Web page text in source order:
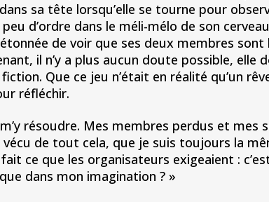
sa tête lorsqu’elle se tourne pour
d’ordre dans le méli-mélo de son
de voir que ses deux membres
il n’y a plus aucun doute possible,
Que ce jeu n’était en réalité qu’un
réfléchir.
résoudre. Mes membres perdus et mes
vécu de tout cela, que je suis toujours la
ce que les organisateurs exigeaient :
dans mon imagination ? »